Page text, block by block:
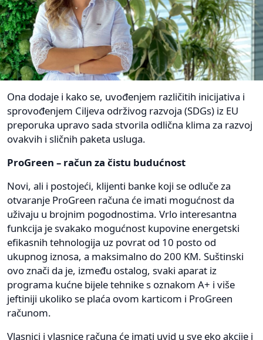
Ona dodaje i kako se, uvođenjem različitih inicijativa i
sprovođenjem Ciljeva održivog razvoja (SDGs) iz EU
preporuka upravo sada stvorila odlična klima za razvoj
ovakvih i sličnih paketa usluga.
ProGreen – račun za čistu budućnost
Novi, ali i postojeći, klijenti banke koji se odluče za
otvaranje ProGreen računa će imati mogućnost da
uživaju u brojnim pogodnostima. Vrlo interesantna
funkcija je svakako mogućnost kupovine energetski
efikasnih tehnologija uz povrat od 10 posto od
ukupnog iznosa, a maksimalno do 200 KM. Suštinski
ovo znači da je, između ostalog, svaki aparat iz
programa kućne bijele tehnike s oznakom A+ i više
jeftiniji ukoliko se plaća ovom karticom i ProGreen
računom.
Vlasnici i vlasnice računa će imati uvid u sve eko akcije i